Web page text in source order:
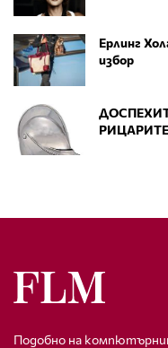
Ерлинг
избор
РИЦАРИТЕ
Подобно на